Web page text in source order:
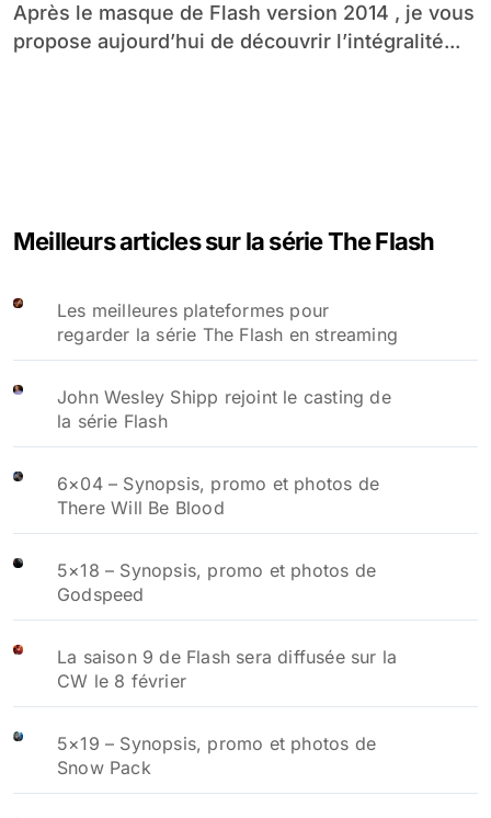
Après le masque de Flash version 2014 , je vous
propose aujourd’hui de découvrir l’intégralité...
Meilleurs articles sur la série The Flash
Les meilleures plateformes pour
regarder la série The Flash en streaming
John Wesley Shipp rejoint le casting de
la série Flash
6×04 – Synopsis, promo et photos de
There Will Be Blood
5×18 – Synopsis, promo et photos de
Godspeed
La saison 9 de Flash sera diffusée sur la
CW le 8 février
5×19 – Synopsis, promo et photos de
Snow Pack